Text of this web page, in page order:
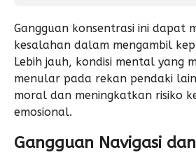
Gangguan konsentrasi ini dapat
kesalahan dalam mengambil
Lebih jauh, kondisi mental yang
menular pada rekan pendaki
moral dan meningkatkan risiko
emosional.
Gangguan Navigasi